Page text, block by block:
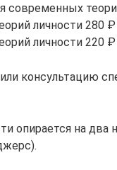
современных
личности 280
личности 220 ₽
консультацию
опирается на два